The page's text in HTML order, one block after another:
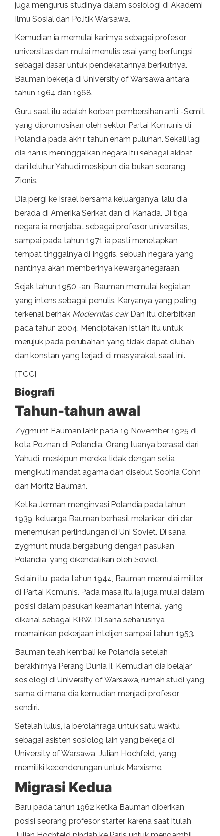
juga mengurus studinya dalam sosiologi di Akademi
Ilmu Sosial dan Politik Warsawa.
Kemudian ia memulai karirnya sebagai profesor
universitas dan mulai menulis esai yang berfungsi
sebagai dasar untuk pendekatannya berikutnya.
Bauman bekerja di University of Warsawa antara
tahun 1964 dan 1968.
Guru saat itu adalah korban pembersihan anti -Semit
yang dipromosikan oleh sektor Partai Komunis di
Polandia pada akhir tahun enam puluhan. Sekali lagi
dia harus meninggalkan negara itu sebagai akibat
dari leluhur Yahudi meskipun dia bukan seorang
Zionis.
Dia pergi ke Israel bersama keluarganya, lalu dia
berada di Amerika Serikat dan di Kanada. Di tiga
negara ia menjabat sebagai profesor universitas,
sampai pada tahun 1971 ia pasti menetapkan
tempat tinggalnya di Inggris, sebuah negara yang
nantinya akan memberinya kewarganegaraan.
Sejak tahun 1950 -an, Bauman memulai kegiatan
yang intens sebagai penulis. Karyanya yang paling
terkenal berhak Modernitas cairDan itu diterbitkan
pada tahun 2004. Menciptakan istilah itu untuk
merujuk pada perubahan yang tidak dapat diubah
dan konstan yang terjadi di masyarakat saat ini.
[TOC]
Biografi
Tahun-tahun awal
Zygmunt Bauman lahir pada 19 November 1925 di
kota Poznan di Polandia. Orang tuanya berasal dari
Yahudi, meskipun mereka tidak dengan setia
mengikuti mandat agama dan disebut Sophia Cohn
dan Moritz Bauman.
Ketika Jerman menginvasi Polandia pada tahun
1939, keluarga Bauman berhasil melarikan diri dan
menemukan perlindungan di Uni Soviet. Di sana
zygmunt muda bergabung dengan pasukan
Polandia, yang dikendalikan oleh Soviet.
Selain itu, pada tahun 1944, Bauman memulai militer
di Partai Komunis. Pada masa itu ia juga mulai dalam
posisi dalam pasukan keamanan internal, yang
dikenal sebagai KBW. Di sana seharusnya
memainkan pekerjaan intelijen sampai tahun 1953.
Bauman telah kembali ke Polandia setelah
berakhirnya Perang Dunia II. Kemudian dia belajar
sosiologi di University of Warsawa, rumah studi yang
sama di mana dia kemudian menjadi profesor
sendiri.
Setelah lulus, ia berolahraga untuk satu waktu
sebagai asisten sosiolog lain yang bekerja di
University of Warsawa, Julian Hochfeld, yang
memiliki kecenderungan untuk Marxisme.
Migrasi Kedua
Baru pada tahun 1962 ketika Bauman diberikan
posisi seorang profesor starter, karena saat itulah